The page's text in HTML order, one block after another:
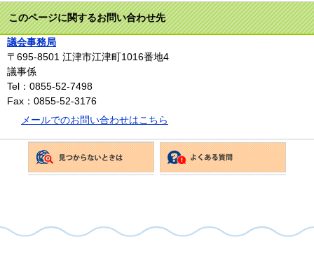
このページに関するお問い合わせ先
議会事務局
〒695-8501 江津市江津町1016番地4
議事係
Tel：0855-52-7498
Fax：0855-52-3176
メールでのお問い合わせはこちら